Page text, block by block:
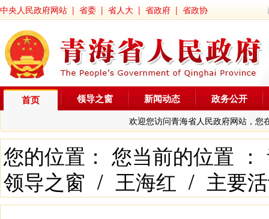
中央人民政府网站 | 省委 | 省人大 | 省政府 | 省政协
首页
欢迎您访问青海省人民政府网站，您
领导之窗 新闻动态 政务公开
您的位置： 您当前的位置 ：
领导之窗 / 王海红 / 主要